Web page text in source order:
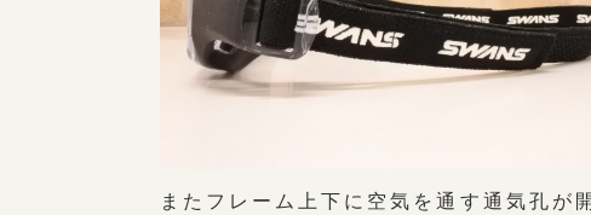
またフレーム上下に空気を通す通気孔が